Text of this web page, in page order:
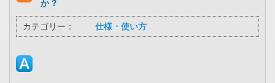
か？
カテゴリー： 仕様・使い方